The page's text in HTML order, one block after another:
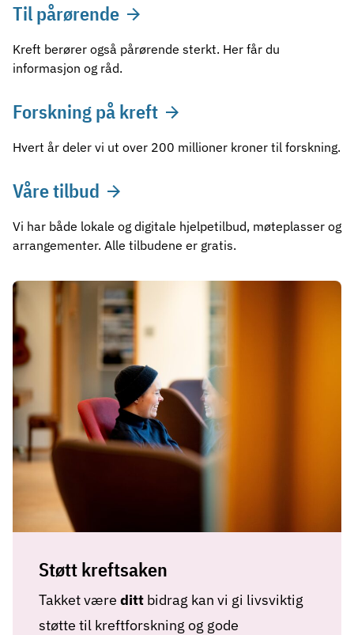
Til pårørende
Kreft berører også pårørende sterkt. Her får du
informasjon og råd.
Forskning på kreft
Hvert år deler vi ut over 200 millioner kroner til forskning.
Våre tilbud
Vi har både lokale og digitale hjelpetilbud, møteplasser og
arrangementer. Alle tilbudene er gratis.
Støtt kreftsaken
Takket være dittbidrag kan vi gi livsviktig
støtte til kreftforskning og gode